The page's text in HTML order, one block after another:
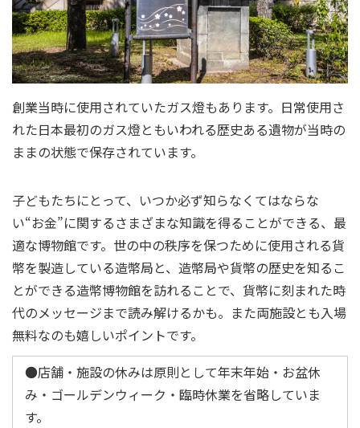
創業当時に使用されていたガス燈もあります。日常使用さ
れた日本最初のガス燈ともいわれる歴史ある遺物が当時の
ままの状態で保存されています。
子どもたちにとって、いつか必ず知らなくてはならな
い“お金”に関するさまざまな知識を得ることができる、最
適な博物館です。世の中の秩序を保つために使用される貨
幣を製造している造幣局と、造幣局や貨幣の歴史を知るこ
とができる造幣博物館を訪れることで、貨幣に刻まれた時
代のメッセージまで読み解けるかも。また両施設とも入場
無料なのも嬉しいポイントです。
●店舗・施設の休みは原則として年末年始・お盆休
み・ゴールデンウィーク・臨時休業を省略していま
す。